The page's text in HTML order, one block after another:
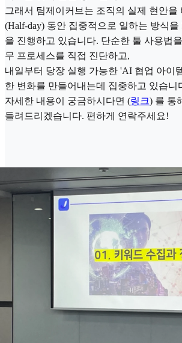
그래서 팀제이커브는 조직의 실제 현안을
(Half-day) 동안 집중적으로 일하는 방식
을 진행하고 있습니다. 단순한 툴 사용법
무 프로세스를 직접 진단하고,
내일부터 당장 실행 가능한 'AI 협업 아이
한 변화를 만들어내는데 집중하고 있습니
자세한 내용이 궁금하시다면 (링크) 를 통
들려드리겠습니다. 편하게 연락주세요!